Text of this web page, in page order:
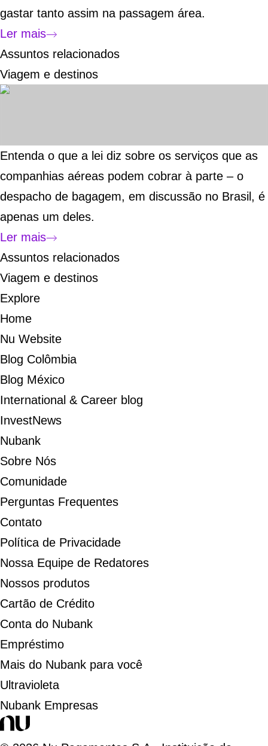
gastar tanto assim na passagem área.
Ler mais
Assuntos relacionados
Viagem e destinos
Entenda o que a lei diz sobre os serviços que as
companhias aéreas podem cobrar à parte – o
despacho de bagagem, em discussão no Brasil, é
apenas um deles.
Ler mais
Assuntos relacionados
Viagem e destinos
Explore
Home
Nu Website
Blog Colômbia
Blog México
International & Career blog
InvestNews
Nubank
Sobre Nós
Comunidade
Perguntas Frequentes
Contato
Política de Privacidade
Nossa Equipe de Redatores
Nossos produtos
Cartão de Crédito
Conta do Nubank
Empréstimo
Mais do Nubank para você
Ultravioleta
Nubank Empresas